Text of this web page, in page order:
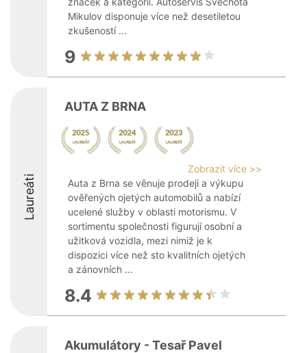
Mikulov disponuje více než desetiletou
zkušeností ...
9
Laureáti
AUTA Z BRNA
Zobrazit více >>
Auta z Brna se věnuje prodeji a výkupu
ověřených ojetých automobilů a nabízí
ucelené služby v oblasti motorismu. V
sortimentu společnosti figurují osobní a
užitková vozidla, mezi nimiž je k
dispozici více než sto kvalitních ojetých
a zánovních ...
8.4
Akumulátory - Tesař Pavel